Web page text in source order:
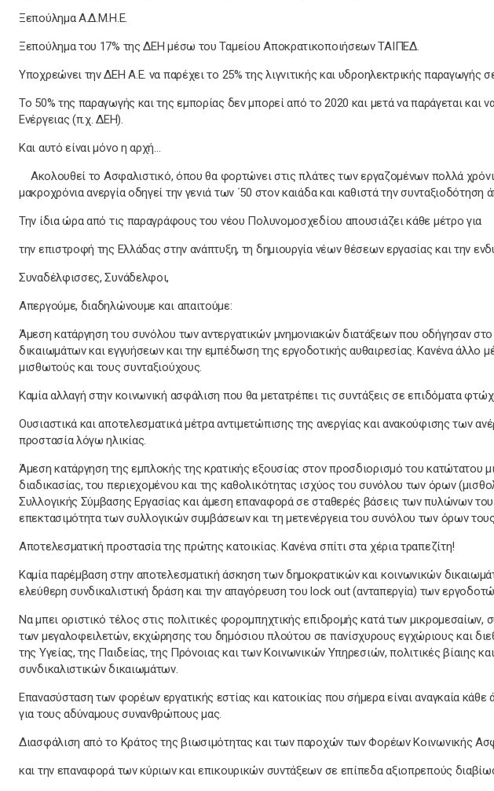
Ξεπούλημα Α.Δ.Μ.Η.Ε.
Ξεπούλημα του 17% της ΔΕΗ μέσω του Ταμείου Αποκρατικοποιήσεων ΤΑΙΠΕΔ.
Υποχρεώνει την ΔΕΗ Α.Ε. να παρέχει το 25% της λιγνιτικής και υδροηλεκτρικής
Το 50% της παραγωγής και της εμπορίας δεν μπορεί από το 2020 και μετά να παράγεται και
Ενέργειας (π.χ. ΔΕΗ).
Και αυτό είναι μόνο η αρχή…
Ακολουθεί το Ασφαλιστικό, όπου θα φορτώνει στις πλάτες των εργαζομένων πολλά
μακροχρόνια ανεργία οδηγεί την γενιά των ΄50 στον καιάδα και καθιστά την συνταξιοδότηση
Την ίδια ώρα από τις παραγράφους του νέου Πολυνομοσχεδίου απουσιάζει κάθε μέτρο για
την επιστροφή της Ελλάδας στην ανάπτυξη, τη δημιουργία νέων θέσεων εργασίας και την
Συναδέλφισσες, Συνάδελφοι,
Απεργούμε, διαδηλώνουμε και απαιτούμε:
Άμεση κατάργηση του συνόλου των αντεργατικών μνημονιακών διατάξεων που οδήγησαν
δικαιωμάτων και εγγυήσεων και την εμπέδωση της εργοδοτικής αυθαιρεσίας. Κανένα άλλο
μισθωτούς και τους συνταξιούχους.
Kαμία αλλαγή στην κοινωνική ασφάλιση που θα μετατρέπει τις συντάξεις σε επιδόματα
Ουσιαστικά και αποτελεσματικά μέτρα αντιμετώπισης της ανεργίας και ανακούφισης
προστασία λόγω ηλικίας.
Άμεση κατάργηση της εμπλοκής της κρατικής εξουσίας στον προσδιορισμό του κατώτατου
διαδικασίας, του περιεχομένου και της καθολικότητας ισχύος του συνόλου των όρων
Συλλογικής Σύμβασης Εργασίας και άμεση επαναφορά σε σταθερές βάσεις των πυλώνων του
επεκτασιμότητα των συλλογικών συμβάσεων και τη μετενέργεια του συνόλου των όρων
Αποτελεσματική προστασία της πρώτης κατοικίας. Κανένα σπίτι στα χέρια τραπεζίτη!
Καμία παρέμβαση στην αποτελεσματική άσκηση των δημοκρατικών και κοινωνικών
ελεύθερη συνδικαλιστική δράση και την απαγόρευση του lock out (ανταπεργία) των
Να μπει οριστικό τέλος στις πολιτικές φορομπηχτικής επιδρομής κατά των
των μεγαλοφειλετών, εκχώρησης του δημόσιου πλούτου σε πανίσχυρους εγχώριους και
της Υγείας, της Παιδείας, της Πρόνοιας και των Κοινωνικών Υπηρεσιών, πολιτικές βίαιης
συνδικαλιστικών δικαιωμάτων.
Επανασύσταση των φορέων εργατικής εστίας και κατοικίας που σήμερα είναι αναγκαία
για τους αδύναμους συνανθρώπους μας.
Διασφάλιση από το Κράτος της βιωσιμότητας και των παροχών των Φορέων Κοινωνικής
και την επαναφορά των κύριων και επικουρικών συντάξεων σε επίπεδα αξιοπρεπούς